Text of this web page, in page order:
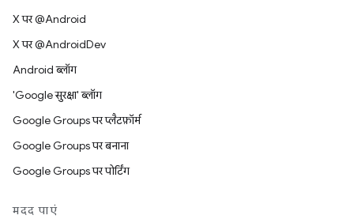
X पर @Android
X पर @AndroidDev
Android ब्लॉग
'Google सुरक्षा' ब्लॉग
Google Groups पर प्लैटफ़ॉर्म
Google Groups पर बनाना
Google Groups पर पोर्टिंग
मदद पाएं